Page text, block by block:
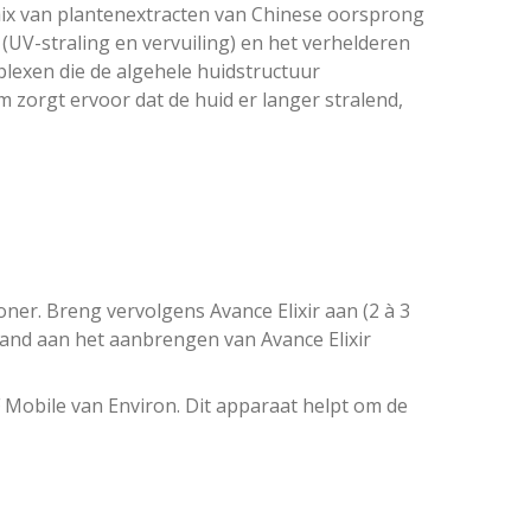
van plantenextracten van Chinese oorsprong
straling en vervuiling) en het verhelderen
die de algehele huidstructuur
zorgt ervoor dat de huid er langer stralend,
Breng vervolgens Avance Elixir aan (2 à 3
aan het aanbrengen van Avance Elixir
van Environ. Dit apparaat helpt om de